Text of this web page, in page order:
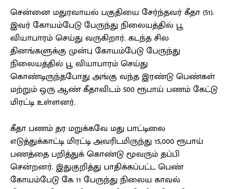
சென்னை மதுரவாயல் பகுதியை சேர்ந்தவர் கீதா (51).
இவர் கோயம்பேடு பேருந்து நிலையத்தில் பூ
வியாபாரம் செய்து வருகிறார். கடந்த சில
தினங்களுக்கு முன்பு கோயம்பேடு பேருந்து
நிலையத்தில் பூ வியாபாரம் செய்து
கொண்டிருந்தபோது அங்கு வந்த இரண்டு பெண்கள்
மற்றும் ஒரு ஆண் கீதாவிடம் 500 ரூபாய் பணம் கேட்டு
மிரட்டி உள்ளனர்.
கீதா பணம் தர மறுக்கவே மது பாட்டிலை
எடுத்துக்காட்டி மிரட்டி அவரிடமிருந்து 15,000 ரூபாய்
பணத்தை பறித்துக் கொண்டு மூவரும் தப்பி
சென்றனர். இதுகுறித்து பாதிக்கப்பட்ட பெண்
கோயம்பேடு கே 11 பேருந்து நிலைய காவல்